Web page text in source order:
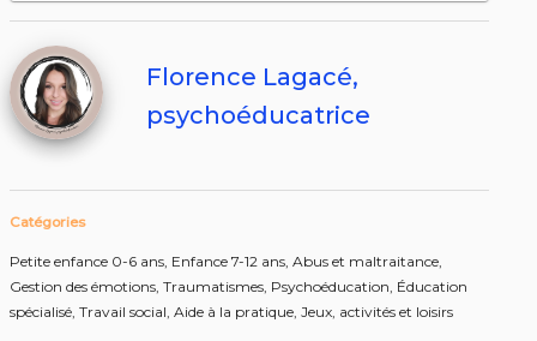
Catégories
Petite enfance 0-6 ans, Enfance 7-12 ans, Abus et maltraitance,
Gestion des émotions, Traumatismes, Psychoéducation, Éducation
spécialisé, Travail social, Aide à la pratique, Jeux, activités et loisirs
Florence Lagacé,
psychoéducatrice